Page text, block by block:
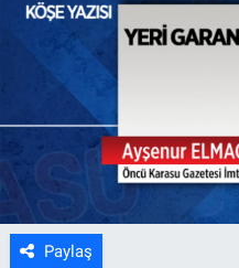
Paylaş